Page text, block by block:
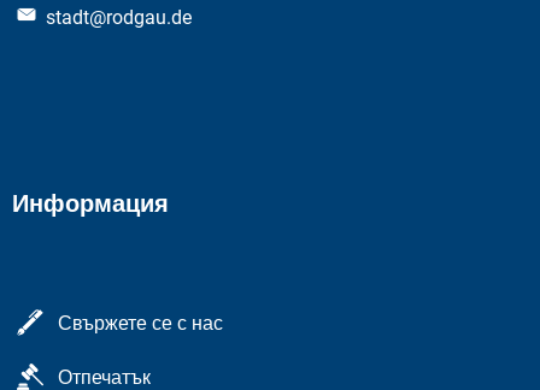
stadt@rodgau.de
Информация
Свържете се с нас
Отпечатък